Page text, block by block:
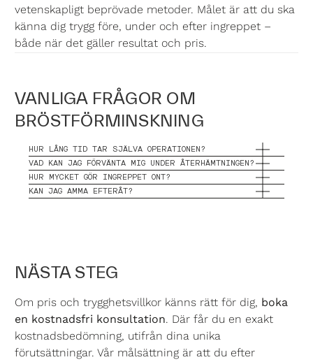
vetenskapligt beprövade metoder. Målet är att du ska
känna dig trygg före, under och efter ingreppet –
både när det gäller resultat och pris.
VANLIGA FRÅGOR OM
BRÖSTFÖRMINSKNING
HUR LÅNG TID TAR SJÄLVA OPERATIONEN?
VAD KAN JAG FÖRVÄNTA MIG UNDER ÅTERHÄMTNINGEN?
HUR MYCKET GÖR INGREPPET ONT?
KAN JAG AMMA EFTERÅT?
NÄSTA STEG
Om pris och trygghetsvillkor känns rätt för dig, boka
en kostnadsfri konsultation. Där får du en exakt
kostnadsbedömning, utifrån dina unika
förutsättningar. Vår målsättning är att du efter